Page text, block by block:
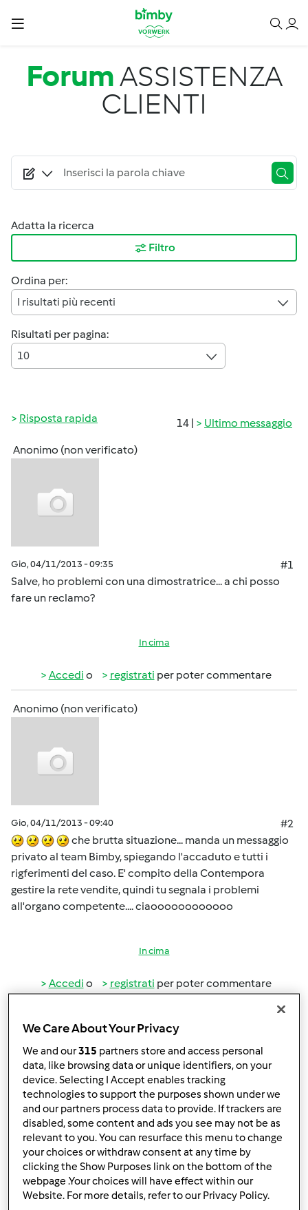
Salta al contenuto principale
ForumASSISTENZA
CLIENTI
Adatta la ricerca
Filtro
Ordina per:
I risultati più recenti
Risultati per pagina:
10
14 | Ultimo messaggio
Risposta rapida
Anonimo (non verificato)
Gio, 04/11/2013 - 09:35
#1
Salve, ho problemi con una dimostratrice... a chi posso
fare un reclamo?
In cima
Accedi o registrati per poter commentare
Anonimo (non verificato)
Gio, 04/11/2013 - 09:40
#2
che brutta situazione... manda un messaggio
privato al team Bimby, spiegando l'accaduto e tutti i
rigferimenti del caso. E' compito della Contempora
gestire la rete vendite, quindi tu segnala i problemi
all'organo competente.... ciaoooooooooooo
In cima
Accedi o registrati per poter commentare
Gio, 04/11/2013 - 11:56
Deve fare il post - vendita alla mia amica che, durante una
dimostrazione a casa mia, ha acquistato il bimby e le ha
chiesto di portare delle amiche... non mi sembra corretto.
Una cosa è il post-vendita e una la dimostrazione. O no?
We Care About Your Privacy
We and our315 partners store and access personal
data, like browsing data or unique identifiers, on your
device. Selecting I Accept enables tracking
technologies to support the purposes shown under we
and our partners process data to provide. If trackers are
disabled, some content and ads you see may not be as
relevant to you. You can resurface this menu to change
your choices or withdraw consent at any time by
clicking the Show Purposes link on the bottom of the
webpage .Your choices will have effect within our
Website. For more details, refer to our Privacy Policy.